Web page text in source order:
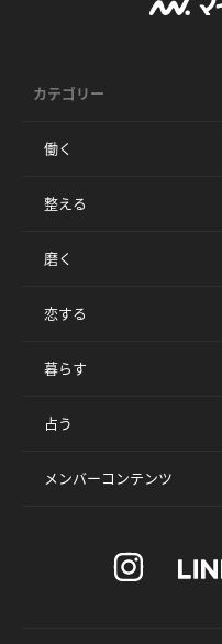
カテゴリー
働く
整える
磨く
恋する
暮らす
占う
メンバーコンテンツ